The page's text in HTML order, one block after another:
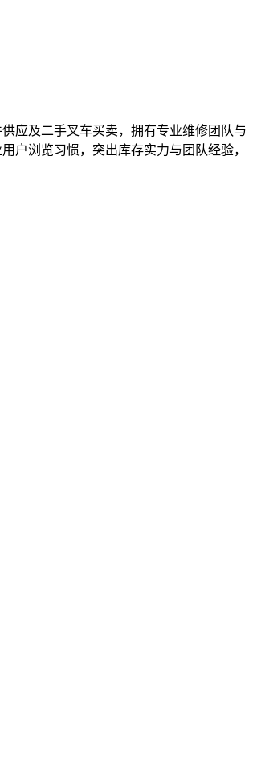
应及二手叉车买卖，拥有专业维修团队与
户浏览习惯，突出库存实力与团队经验，